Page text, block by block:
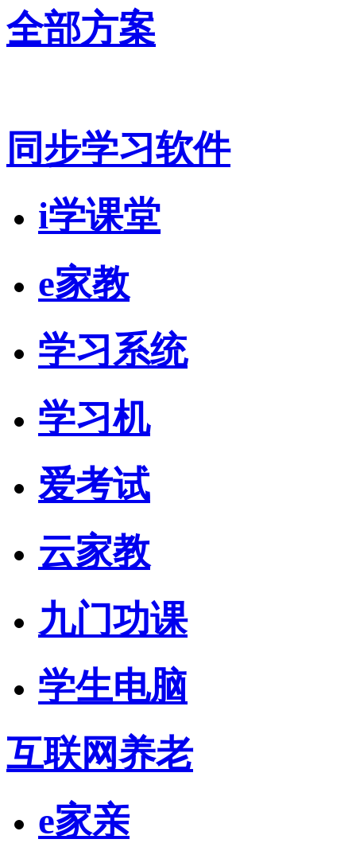
全部方案
同步学习软件
i学课堂
e家教
学习系统
学习机
爱考试
云家教
九门功课
学生电脑
互联网养老
e家亲